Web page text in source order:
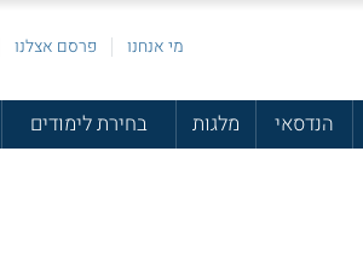
מי אנחנו פרסם אצלנו
הנדסאי מלגות בחירת לימודים